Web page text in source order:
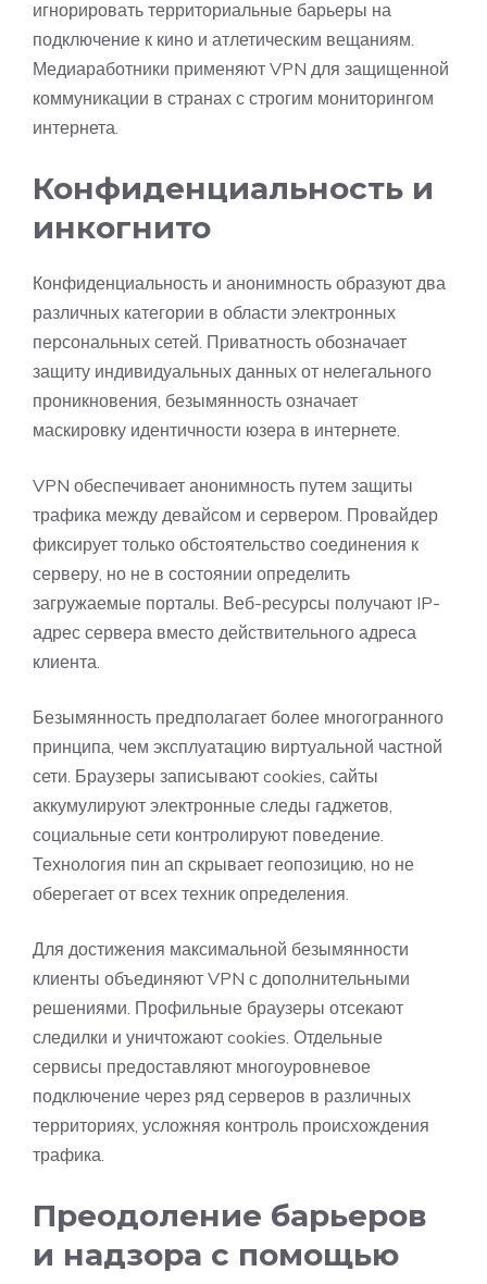
игнорировать территориальные барьеры на
подключение к кино и атлетическим вещаниям.
Медиаработники применяют VPN для защищенной
коммуникации в странах с строгим мониторингом
интернета.
Конфиденциальность и
инкогнито
Конфиденциальность и анонимность образуют два
различных категории в области электронных
персональных сетей. Приватность обозначает
защиту индивидуальных данных от нелегального
проникновения, безымянность означает
маскировку идентичности юзера в интернете.
VPN обеспечивает анонимность путем защиты
трафика между девайсом и сервером. Провайдер
фиксирует только обстоятельство соединения к
серверу, но не в состоянии определить
загружаемые порталы. Веб-ресурсы получают IP-
адрес сервера вместо действительного адреса
клиента.
Безымянность предполагает более многогранного
принципа, чем эксплуатацию виртуальной частной
сети. Браузеры записывают cookies, сайты
аккумулируют электронные следы гаджетов,
социальные сети контролируют поведение.
Технология пин ап скрывает геопозицию, но не
оберегает от всех техник определения.
Для достижения максимальной безымянности
клиенты объединяют VPN с дополнительными
решениями. Профильные браузеры отсекают
следилки и уничтожают cookies. Отдельные
сервисы предоставляют многоуровневое
подключение через ряд серверов в различных
территориях, усложняя контроль происхождения
трафика.
Преодоление барьеров
и надзора с помощью